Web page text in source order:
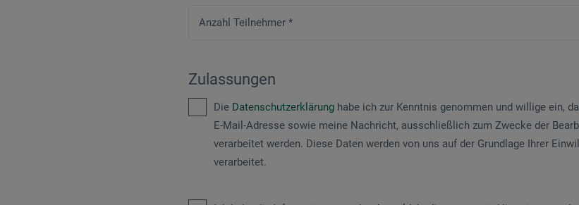
Anzahl Teilnehmer *
Zulassungen
Die Datenschutzerklärung habe ich zur Kenntnis genommen und willige ein,
E-Mail-Adresse sowie meine Nachricht, ausschließlich zum Zwecke der
verarbeitet werden. Diese Daten werden von uns auf der Grundlage Ihrer
verarbeitet.